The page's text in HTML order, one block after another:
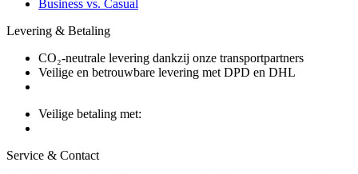
Business vs. Casual
Levering & Betaling
CO₂-neutrale levering dankzij onze transportpartners
Veilige en betrouwbare levering met DPD en DHL
Veilige betaling met:
Service & Contact